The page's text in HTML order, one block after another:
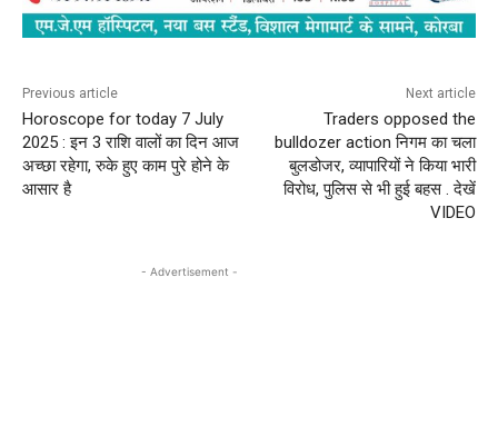
Previous article
Horoscope for today 7 July
2025 : इन 3 राशि वालों का दिन आज
अच्छा रहेगा, रुके हुए काम पुरे होने के
आसार है
Next article
Traders opposed the
bulldozer action निगम का चला
बुलडोजर, व्यापारियों ने किया भारी
विरोध, पुलिस से भी हुई बहस . देखें
VIDEO
- Advertisement -